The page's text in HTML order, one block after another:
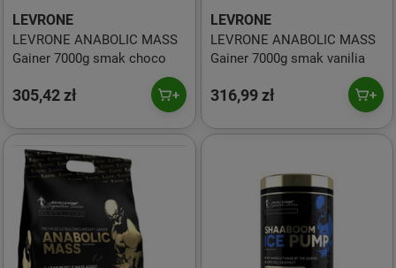
LEVRONE
LEVRONE ANABOLIC MASS
Gainer 7000g smak choco
305,42 zł
LEVRONE
LEVRONE ANABOLIC MASS
Gainer 7000g smak vanilia
316,99 zł